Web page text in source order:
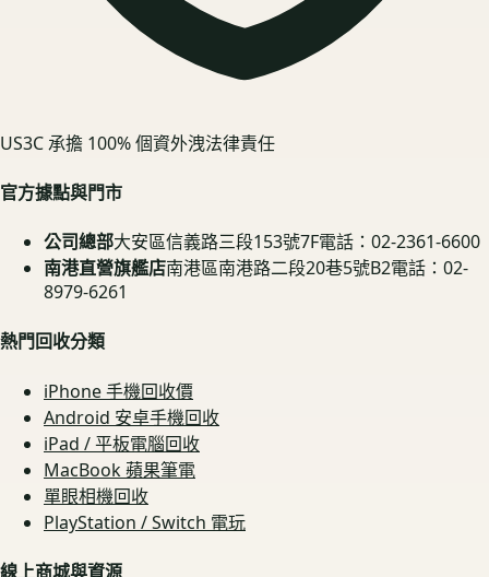
US3C 承擔 100% 個資外洩法律責任
官方據點與門市
公司總部大安區信義路三段153號7F電話：02-2361-6600
南港直營旗艦店南港區南港路二段20巷5號B2電話：02-
8979-6261
熱門回收分類
iPhone 手機回收價
Android 安卓手機回收
iPad / 平板電腦回收
MacBook 蘋果筆電
單眼相機回收
PlayStation / Switch 電玩
線上商城與資源